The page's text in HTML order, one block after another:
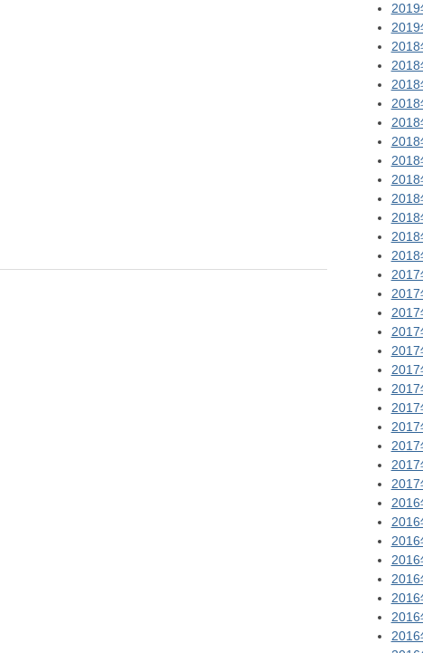
2019
2019
2018
2018
2018
2018
2018
2018
2018
2018
2018
2018
2018
2018
2017
2017
2017
2017
2017
2017
2017
2017
2017
2017
2017
2017
2016
2016
2016
2016
2016
2016
2016
2016